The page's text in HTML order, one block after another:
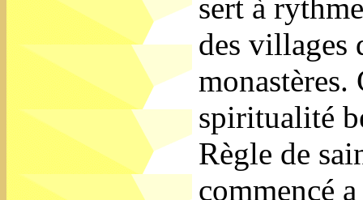
sert à
des villages
spiritualité
Règle de
commencé